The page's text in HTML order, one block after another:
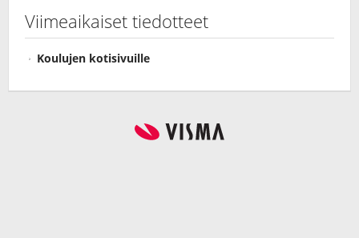
Viimeaikaiset tiedotteet
Koulujen kotisivuille